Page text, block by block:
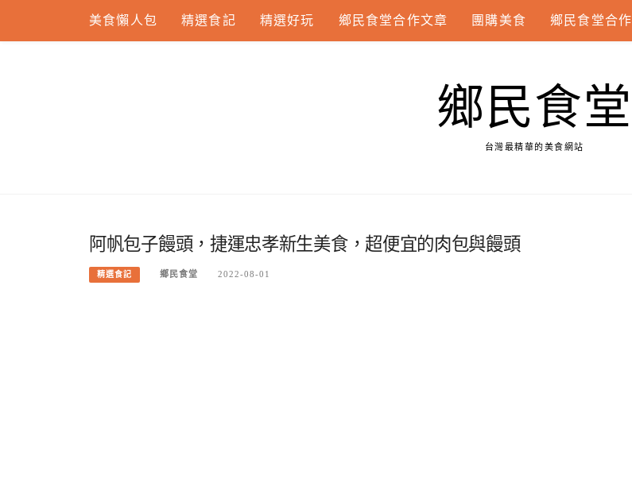
content
美食懶人包 精選食記 精選好玩 鄉民食堂合作文章 團購美食 鄉民食堂合作
鄉民食堂
台灣最精華的美食網站
阿帆包子饅頭，捷運忠孝新生美食，超便宜的肉包與饅頭
精選食記 鄉民食堂 2022-08-01